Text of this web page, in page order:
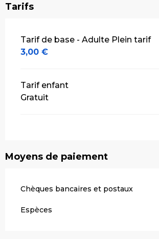
Tarifs
Tarifs 2026
Tarif de base - Adulte Plein tarif
3,00 €
Tarif enfant
Gratuit
Moyens de paiement
Chèques bancaires et postaux
Espèces